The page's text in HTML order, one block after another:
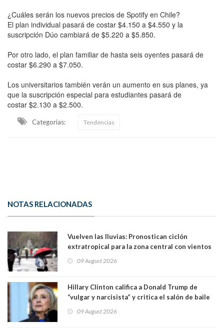
¿Cuáles serán los nuevos precios de Spotify en Chile?
El plan individual pasará de costar $4.150 a $4.550 y la
suscripción Dúo cambiará de $5.220 a $5.850.
Por otro lado, el plan familiar de hasta seis oyentes pasará de
costar $6.290 a $7.050.
Los universitarios también verán un aumento en sus planes, ya
que la suscripción especial para estudiantes pasará de
costar $2.130 a $2.500.
Categorias: Tendencias
NOTAS RELACIONADAS
Vuelven las lluvias: Pronostican ciclón
extratropical para la zona central con vientos
09 August 2026
Hillary Clinton califica a Donald Trump de
“vulgar y narcisista” y critica el salón de baile
casa. Y la está destruyendo”
09 August 2026